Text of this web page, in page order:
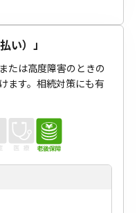
い）」
たは高度障害のときの
ます。相続対策にも有